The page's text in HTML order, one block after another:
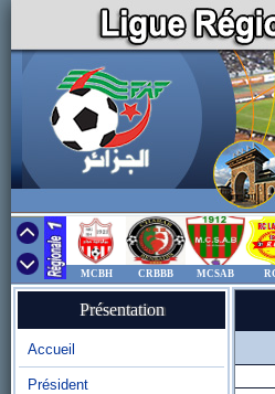
MCBH CRBBB MCSAB
Présentation
Accueil
Président